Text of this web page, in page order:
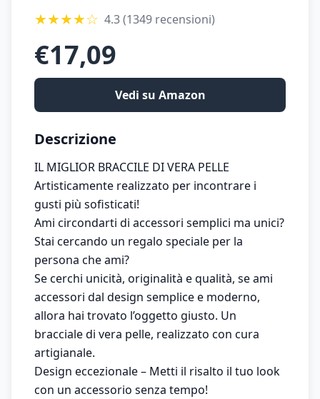
★★★★☆ 4.3(1349 recensioni)
€17,09
Vedi su Amazon
Descrizione
IL MIGLIOR BRACCILE DI VERA PELLE
Artisticamente realizzato per incontrare i
gusti più sofisticati!
Ami circondarti di accessori semplici ma unici?
Stai cercando un regalo speciale per la
persona che ami?
Se cerchi unicità, originalità e qualità, se ami
accessori dal design semplice e moderno,
allora hai trovato l’oggetto giusto. Un
bracciale di vera pelle, realizzato con cura
artigianale.
Design eccezionale – Metti il risalto il tuo look
con un accessorio senza tempo!